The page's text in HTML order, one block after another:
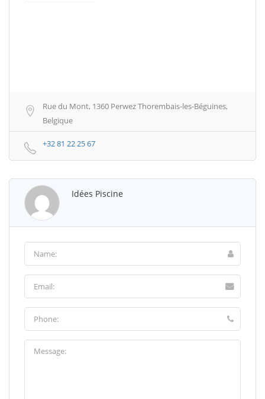
Rue du Mont, 1360 Perwez Thorembais-les-Béguines,
Belgique
+32 81 22 25 67
Idées Piscine